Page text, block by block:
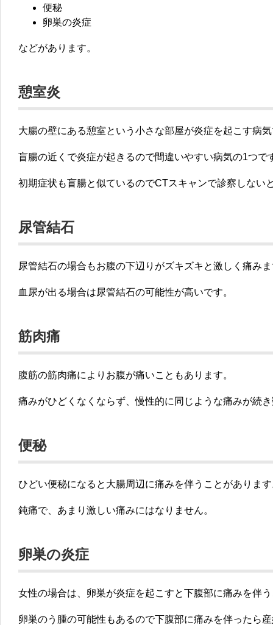
便秘
卵巣の炎症
などがあります。
憩室炎
大腸の壁にある憩室という小さな部屋が炎症を起こす病
盲腸の近くで炎症が起きるので間違いやすい病気の1つで
初期症状も盲腸と似ているのでCTスキャンで診察しない
尿管結石
尿管結石の場合もお腹の下辺りがズキズキと激しく痛み
血尿が出る場合は尿管結石の可能性が高いです。
筋肉痛
腹筋の筋肉痛によりお腹が痛いこともあります。
痛みがひどくなくならず、慢性的に同じような痛みが続
便秘
ひどい便秘になると大腸周辺に痛みを伴うことがありま
鈍痛で、あまり激しい痛みにはなりません。
卵巣の炎症
女性の場合は、卵巣が炎症を起こすと下腹部に痛みを伴
卵巣のう腫の可能性もあるので下腹部に痛みを伴ったら